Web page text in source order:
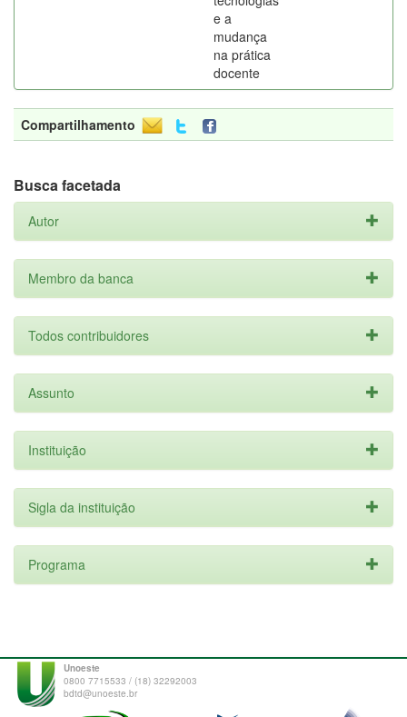
e a
mudança
na prática
docente
Compartilhamento
Busca facetada
Autor
Membro da banca
Todos contribuidores
Assunto
Instituição
Sigla da instituição
Programa
Unoeste
0800 7715533 / (18) 32292003
bdtd@unoeste.br